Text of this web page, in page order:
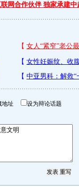
网合作伙伴 独家承建中
地址 设为辩论话题